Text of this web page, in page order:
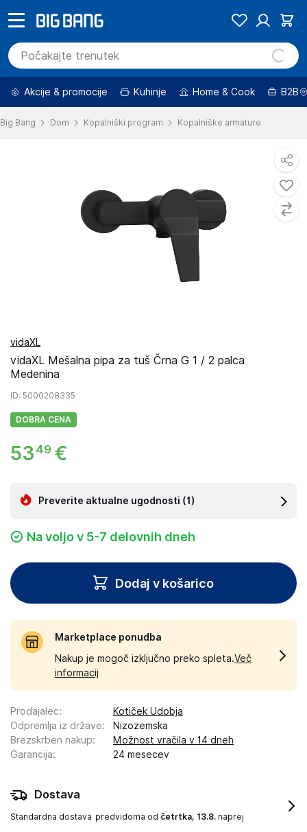
Akcije & promocije Kuhinje Home & Cook B2B
Big Bang Dom Kopalniški program Kopalniške armature
vidaXL
vidaXL Mešalna pipa za tuš Črna G 1 / 2 palca
Medenina
ID: 5000208335
DOBRA CENA
53 49 €
Preverite aktualne ugodnosti (1)
Na voljo v 5-7 delovnih dneh
Dodaj v košarico
Marketplace ponudba
Nakup je mogoč izključno preko spleta.Več
informacij
Prodajalec:
Kotiček Udobja
Odpremlja iz države:
Nizozemska
Brezskrben nakup:
Možnost vračila v 14 dneh
Garancija: 24 mesecev
Dostava
Standardna dostava predvidoma od četrtka, 13.8. naprej